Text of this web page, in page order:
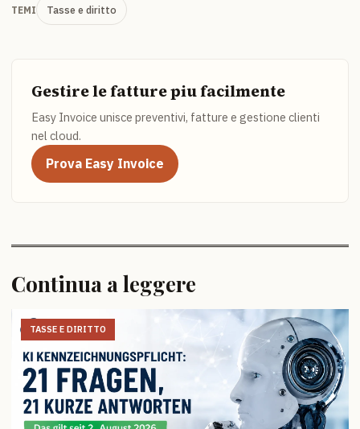
TEMI Tasse e diritto
Gestire le fatture piu facilmente
Easy Invoice unisce preventivi, fatture e gestione clienti
nel cloud.
Prova Easy Invoice
Continua a leggere
TASSE E DIRITTO